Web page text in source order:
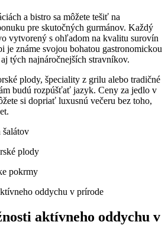
a bistro sa môžete tešiť na
pre skutočných gurmánov. Každý
vytvorený s ohľadom na kvalitu surovín
je známe svojou bohatou gastronomickou
tých najnáročnejších stravníkov.
plody, špeciality z grilu alebo tradičné
budú rozpúšťať jazyk. Ceny za jedlo v
si dopriať luxusnú večeru bez toho,
plody
pokrmy
aktívneho oddychu v